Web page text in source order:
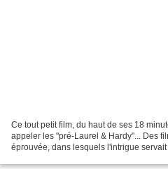
Ce tout petit film, du haut de ses 18
appeler les "pré-Laurel & Hardy"... Des
éprouvée, dans lesquels l'intrigue